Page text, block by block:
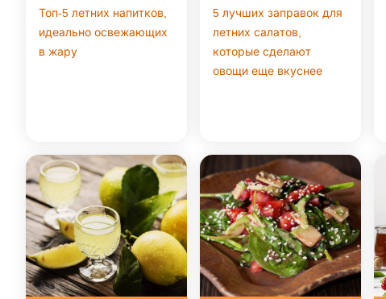
Топ-5 летних напитков,
идеально освежающих
в жару
5 лучших заправок для
летних салатов,
которые сделают
овощи еще вкуснее